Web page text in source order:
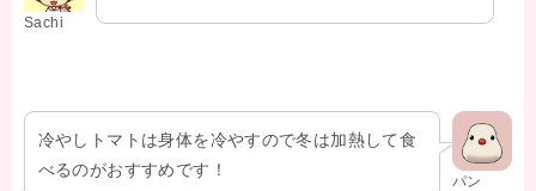
Sachi
パン
冷やしトマトは身体を冷やすので冬は加熱して食
べるのがおすすめです！